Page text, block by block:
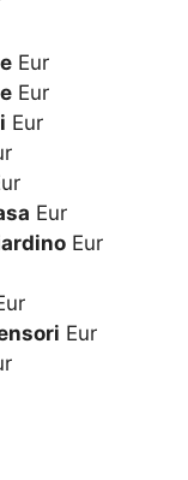
Eur
Eur
Eur
Eur
Eur
Eur